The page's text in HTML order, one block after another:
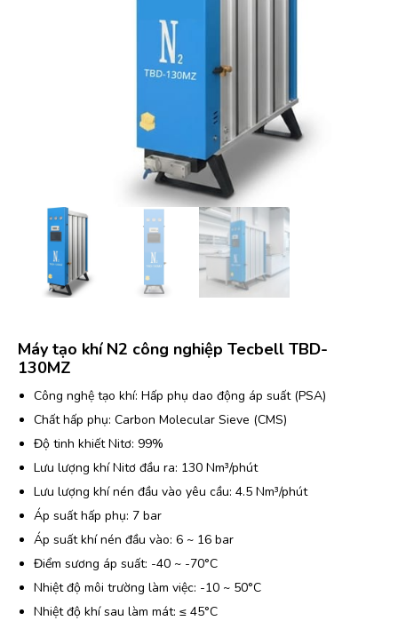
Máy tạo khí N2 công nghiệp Tecbell TBD-
130MZ
Công nghệ tạo khí: Hấp phụ dao động áp suất (PSA)
Chất hấp phụ: Carbon Molecular Sieve (CMS)
Độ tinh khiết Nitơ: 99%
Lưu lượng khí Nitơ đầu ra: 130 Nm³/phút
Lưu lượng khí nén đầu vào yêu cầu: 4.5 Nm³/phút
Áp suất hấp phụ: 7 bar
Áp suất khí nén đầu vào: 6 ~ 16 bar
Điểm sương áp suất: -40 ~ -70°C
Nhiệt độ môi trường làm việc: -10 ~ 50°C
Nhiệt độ khí sau làm mát: ≤ 45°C